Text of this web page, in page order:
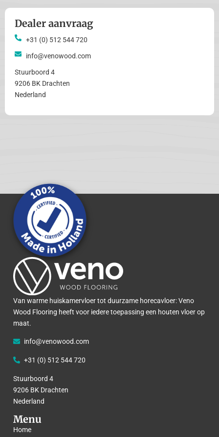
Dealer aanvraag
+31 (0) 512 544 720
info@venowood.com
Stuurboord 4
9206 BK Drachten
Nederland
Van warme huiskamervloer tot duurzame horecavloer: Veno
Wood Flooring heeft voor iedere toepassing een houten vloer op
maat.
info@venowood.com
+31 (0) 512 544 720
Stuurboord 4
9206 BK Drachten
Nederland
Menu
Home